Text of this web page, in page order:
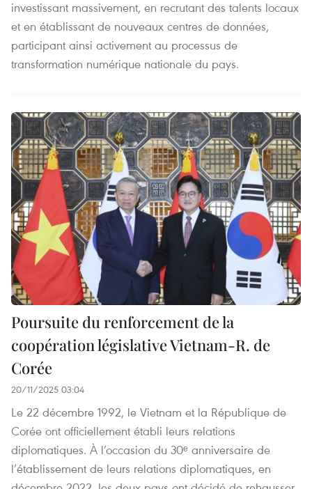
investissant massivement, en recrutant des talents locaux
et en établissant de nouveaux centres de données,
participant ainsi activement au processus de
transformation numérique nationale du pays.
Poursuite du renforcement de la
coopération législative Vietnam-R. de
Corée
20/11/2025 03:04
Le 22 décembre 1992, le Vietnam et la République de
Corée ont officiellement établi leurs relations
diplomatiques. À l’occasion du 30ᵉ anniversaire de
l’établissement de leurs relations diplomatiques, en